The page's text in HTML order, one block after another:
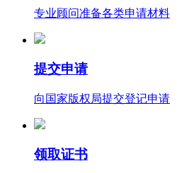
专业顾问准备各类申请材料
提交申请
向国家版权局提交登记申请
领取证书